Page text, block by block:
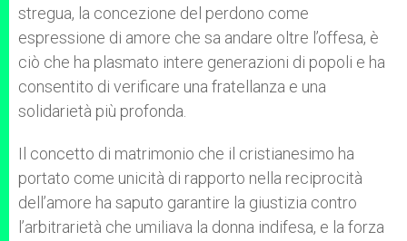
stregua, la concezione del perdono come
espressione di amore che sa andare oltre l’offesa, è
ciò che ha plasmato intere generazioni di popoli e ha
consentito di verificare una fratellanza e una
solidarietà più profonda.
Il concetto di matrimonio che il cristianesimo ha
portato come unicità di rapporto nella reciprocità
dell’amore ha saputo garantire la giustizia contro
l’arbitrarietà che umiliava la donna indifesa, e la forza